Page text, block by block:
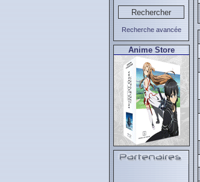
Recherche avancée
Anime Store